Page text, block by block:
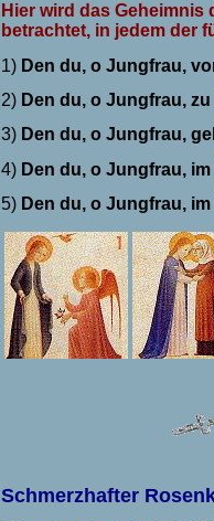
Hier wird das
betrachtet, in jedem der
1) Den du, o Jungfrau,
2) Den du, o Jungfrau,
3) Den du, o Jungfrau,
4) Den du, o Jungfrau,
5) Den du, o Jungfrau,
Schmerzhafter